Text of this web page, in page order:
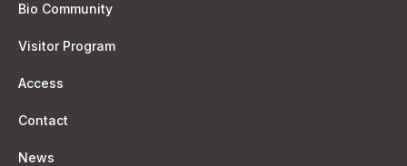
Bio Community
Visitor Program
Access
Contact
News